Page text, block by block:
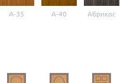
A-35 A-40 Абрикос